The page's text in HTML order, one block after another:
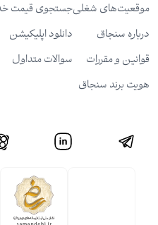
موقعیت‌های شغلی
درباره سنجاق
قوانین و مقررات
هویت برند سنجاق
جستجوی قیمت
دانلود اپلیکیشن
سوالات متداول